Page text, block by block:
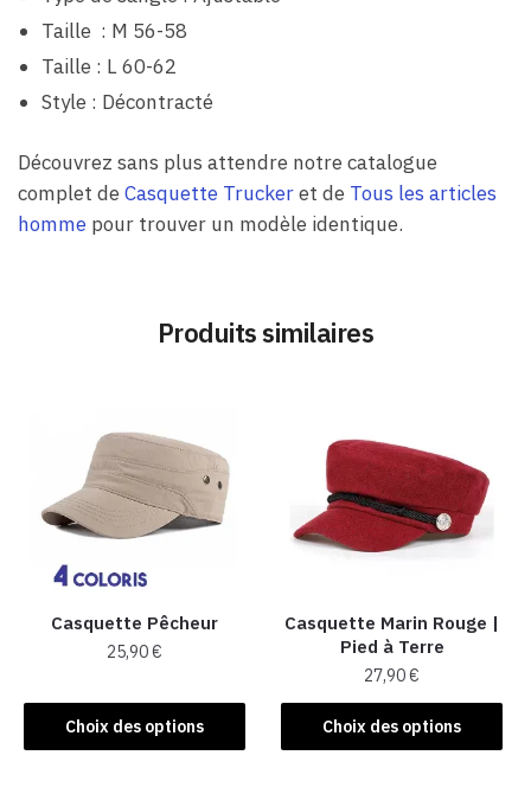
Taille : M 56-58
Taille : L 60-62
Style : Décontracté
Découvrez sans plus attendre notre catalogue
complet deCasquette Truckeret de Tous les articles
homme pour trouver un modèle identique.
Produits similaires
Casquette Pêcheur
25,90€
Choix des options
produit
a
Casquette Marin Rouge |
Pied à Terre
27,90€
Choix des options
Ce
produit